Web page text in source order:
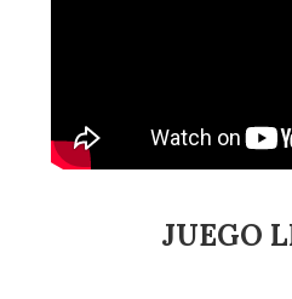
JUEGO